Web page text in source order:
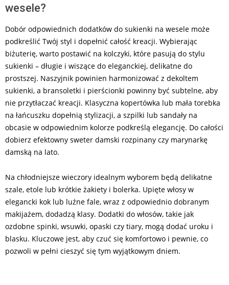
wesele?
Dobór odpowiednich dodatków do sukienki na wesele może
podkreślić Twój styl i dopełnić całość kreacji. Wybierając
biżuterię, warto postawić na kolczyki, które pasują do stylu
sukienki – długie i wiszące do eleganckiej, delikatne do
prostszej. Naszyjnik powinien harmonizować z dekoltem
sukienki, a bransoletki i pierścionki powinny być subtelne, aby
nie przytłaczać kreacji. Klasyczna kopertówka lub mała torebka
na łańcuszku dopełnią stylizacji, a szpilki lub sandały na
obcasie w odpowiednim kolorze podkreślą elegancję. Do całości
dobierz efektowny sweter damski rozpinany czy marynarkę
damską na lato.
Na chłodniejsze wieczory idealnym wyborem będą delikatne
szale, etole lub krótkie żakiety i bolerka. Upięte włosy w
elegancki kok lub luźne fale, wraz z odpowiednio dobranym
makijażem, dodadzą klasy. Dodatki do włosów, takie jak
ozdobne spinki, wsuwki, opaski czy tiary, mogą dodać uroku i
blasku. Kluczowe jest, aby czuć się komfortowo i pewnie, co
pozwoli w pełni cieszyć się tym wyjątkowym dniem.